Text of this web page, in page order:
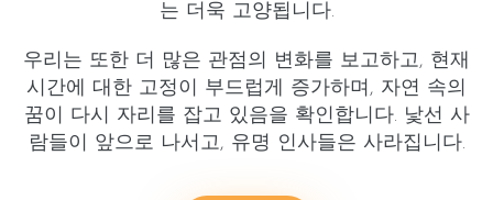
는 더욱 고양됩니다.
우리는 또한 더 많은 관점의 변화를 보고하고, 현재
시간에 대한 고정이 부드럽게 증가하며, 자연 속의
꿈이 다시 자리를 잡고 있음을 확인합니다. 낯선 사
람들이 앞으로 나서고, 유명 인사들은 사라집니다.